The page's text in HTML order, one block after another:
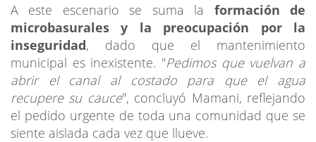
A este escenario se suma la formación de
microbasurales y la preocupación por la
inseguridad, dado que el mantenimiento
municipal es inexistente. "Pedimos que vuelvan a
abrir el canal al costado para que el agua
recupere su cauce", concluyó Mamani, reflejando
el pedido urgente de toda una comunidad que se
siente aislada cada vez que llueve.